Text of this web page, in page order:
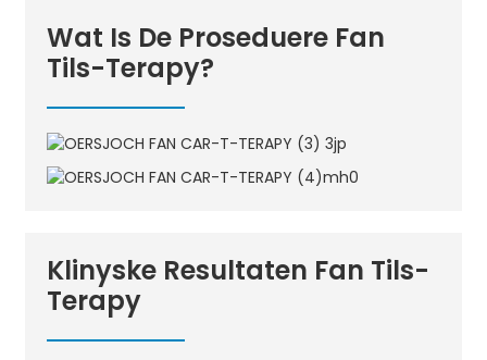
Wat Is De Proseduere Fan
Tils-Terapy?
Klinyske Resultaten Fan Tils-
Terapy